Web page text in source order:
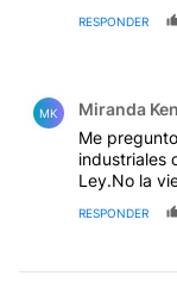
RESPONDER
MK Miranda
Me
industriales
Ley.No la
RESPONDER